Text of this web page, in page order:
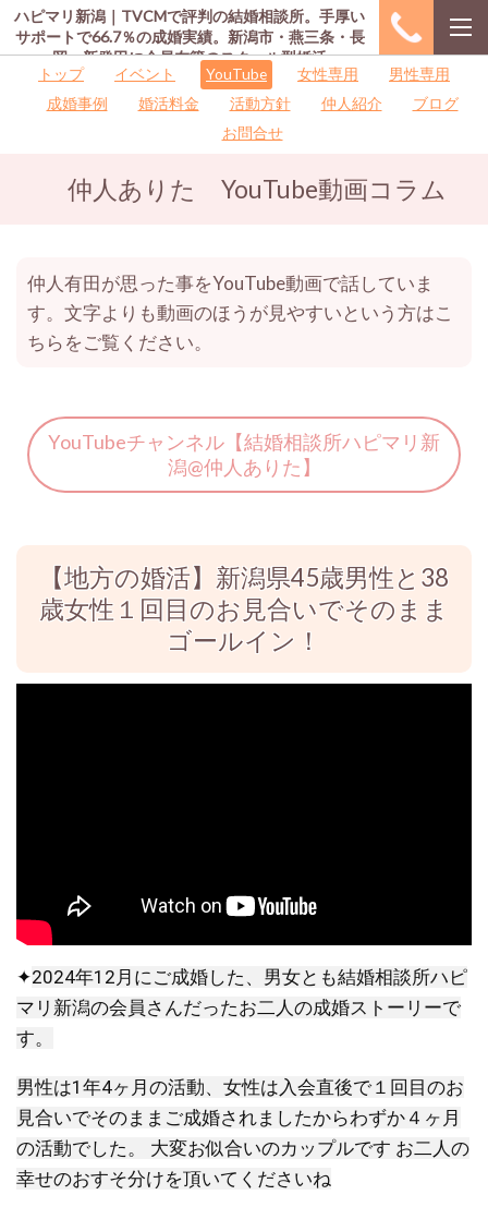
ハピマリ新潟｜TVCMで評判の結婚相談所。手厚い
サポートで66.7％の成婚実績。新潟市・燕三条・長
岡・新発田に会員在籍のスクール型婚活
トップ イベント YouTube 女性専用
男性専用
成婚事例
婚活料金 活動方針 仲人紹介
ブログ
お問合せ
仲人ありた YouTube動画コラム
仲人有田が思った事をYouTube動画で話していま
す。文字よりも動画のほうが見やすいという方はこ
ちらをご覧ください。
YouTubeチャンネル【結婚相談所ハピマリ新
潟@仲人ありた】
【地方の婚活】新潟県45歳男性と38
歳女性１回目のお見合いでそのまま
ゴールイン！
✦2024年12月にご成婚した、男女とも結婚相談所ハピ
マリ新潟の会員さんだったお二人の成婚ストーリーで
す。
男性は1年4ヶ月の活動、女性は入会直後で１回目のお
見合いでそのままご成婚されましたからわずか４ヶ月
の活動でした。 大変お似合いのカップルです お二人の
幸せのおすそ分けを頂いてくださいね